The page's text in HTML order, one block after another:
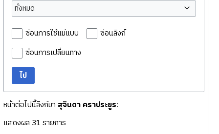
ทั้งหมด
ซ่อนการใช้แม่แบบ
ซ่อนลิงก์
ซ่อนการเปลี่ยนทาง
ไป
หน้าต่อไปนี้ลิงก์มา สุจินดา คราประยูร:
แสดงผล 31 รายการ